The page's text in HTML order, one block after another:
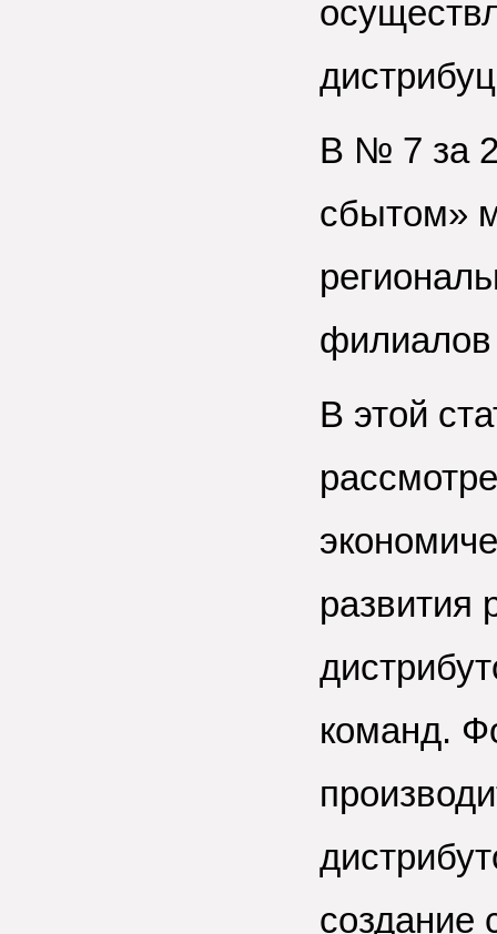
В № 7 за
сбытом»
филиалов
В этой
развития
команд.
создание